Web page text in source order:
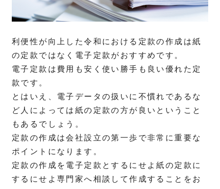
利便性が向上した令和における定款の作成は紙
の定款ではなく電子定款がおすすめです。
電子定款は費用も安く使い勝手も良い優れた定
款です。
とはいえ、電子データの扱いに不慣れであるな
ど人によっては紙の定款の方が良いということ
もあるでしょう。
定款の作成は会社設立の第一歩で非常に重要な
ポイントになります。
定款の作成を電子定款とするにせよ紙の定款に
するにせよ専門家へ相談して作成することをお